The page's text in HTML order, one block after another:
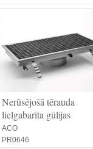
Nerūsējošā tērauda
lielgabarīta gūlijas
ACO
PR0646